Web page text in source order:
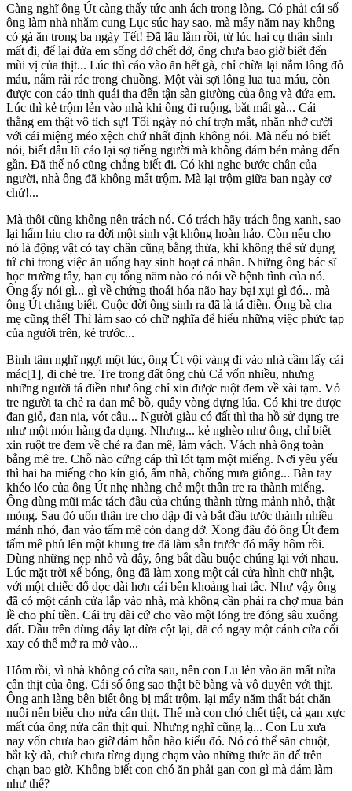
Càng nghĩ ông Út càng thấy tức anh ách trong lòng. Có phải cái số
ông làm nhà nhằm cung Lục súc hay sao, mà mấy năm nay không
có gà ăn trong ba ngày Tết! Đã lâu lắm rồi, từ lúc hai cụ thân sinh
mất đi, để lại đứa em sống dở chết dở, ông chưa bao giờ biết đến
mùi vị của thịt... Lúc thì cáo vào ăn hết gà, chỉ chừa lại nắm lông đỏ
máu, nằm rải rác trong chuồng. Một vài sợi lông lua tua máu, còn
được con cáo tinh quái tha đến tận sàn giường của ông và đứa em.
Lúc thì kẻ trộm lẻn vào nhà khi ông đi ruộng, bắt mất gà... Cái
thằng em thật vô tích sự! Tối ngày nó chỉ trợn mắt, nhăn nhở cười
với cái miệng méo xệch chứ nhất định không nói. Mà nếu nó biết
nói, biết đâu lũ cáo lại sợ tiếng người mà không dám bén mảng đến
gần. Đã thế nó cũng chẳng biết đi. Có khi nghe bước chân của
người, nhà ông đã không mất trộm. Mà lại trộm giữa ban ngày cơ
chứ!...
Mà thôi cũng không nên trách nó. Có trách hãy trách ông xanh, sao
lại hẩm hiu cho ra đời một sinh vật không hoàn hảo. Còn nếu cho
nó là động vật có tay chân cũng bằng thừa, khi không thể sử dụng
tứ chi trong việc ăn uống hay sinh hoạt cá nhân. Những ông bác sĩ
học trường tây, bạn cụ tổng năm nào có nói về bệnh tình của nó.
Ông ấy nói gì... gì về chứng thoái hóa não hay bại xụi gì đó... mà
ông Út chẳng biết. Cuộc đời ông sinh ra đã là tá điền. Ông bà cha
mẹ cũng thế! Thì làm sao có chữ nghĩa để hiểu những việc phức tạp
của người trên, kẻ trước...
Bình tâm nghĩ ngợi một lúc, ông Út vội vàng đi vào nhà cầm lấy cái
mác[1], đi chẻ tre. Tre trong đất ông chủ Cả vốn nhiều, nhưng
những người tá điền như ông chỉ xin được ruột đem về xài tạm. Vỏ
tre người ta chẻ ra đan mê bồ, quây vòng đựng lúa. Có khi tre được
đan giỏ, đan nia, vót câu... Người giàu có đất thì tha hồ sử dụng tre
như một món hàng đa dụng. Nhưng... kẻ nghèo như ông, chỉ biết
xin ruột tre đem về chẻ ra đan mê, làm vách. Vách nhà ông toàn
bằng mê tre. Chỗ nào cứng cáp thì lót tạm một miếng. Nơi yêu yếu
thì hai ba miếng cho kín gió, ấm nhà, chống mưa giông... Bàn tay
khéo léo của ông Út nhẹ nhàng chẻ một thân tre ra thành miếng.
Ông dùng mũi mác tách đầu của chúng thành từng mảnh nhỏ, thật
mỏng. Sau đó uốn thân tre cho dập đi và bắt đầu tước thành nhiều
mảnh nhỏ, đan vào tấm mê còn dang dở. Xong đâu đó ông Út đem
tấm mê phủ lên một khung tre đã làm sẵn trước đó mấy hôm rồi.
Dùng những nẹp nhỏ và dây, ông bắt đầu buộc chúng lại với nhau.
Lúc mặt trời xế bóng, ông đã làm xong một cái cửa hình chữ nhật,
với một chiếc đố dọc dài hơn cái bên khoảng hai tấc. Như vậy ông
đã có một cánh cửa lắp vào nhà, mà không cần phải ra chợ mua bản
lề cho phí tiền. Cái trụ dài cứ cho vào một lóng tre đóng sâu xuống
đất. Đầu trên dùng dây lạt dừa cột lại, đã có ngay một cánh cửa cối
xay có thể mở ra mở vào...
Hôm rồi, vì nhà không có cửa sau, nên con Lu lẻn vào ăn mất nửa
cân thịt của ông. Cái số ông sao thật bẽ bàng và vô duyên với thịt.
Ông anh làng bên biết ông bị mất trộm, lại mấy năm thất bát chăn
nuôi nên biếu cho nửa cân thịt. Thế mà con chó chết tiệt, cả gan xực
mất của ông nửa cân thịt quí. Nhưng nghĩ cũng lạ... Con Lu xưa
nay vốn chưa bao giờ dám hỗn hào kiểu đó. Nó có thể săn chuột,
bắt kỳ đà, chứ chưa từng đụng chạm vào những thức ăn để trên
chạn bao giờ. Không biết con chó ăn phải gan con gì mà dám làm
như thế?